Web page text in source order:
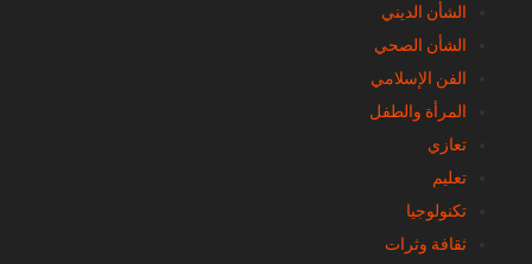
الشأن الديني
الشأن الصحي
الفن الإسلامي
المرأة والطفل
تعازي
تعليم
تكنولوجيا
ثقافة وثرات